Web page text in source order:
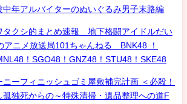
中年アルバイターのぬいぐるみ男子末路編
クシ的まとめ速報 地下格闘アイドルだい
ニメ放送局101ちゃんねる BNK48 ！
！SGO48！GNZ48！STU48！SKE48
ニーフィニッシュゴミ屋敷補完計画 ＜必殺！
独死からの～特殊清掃・遺品整理への道F